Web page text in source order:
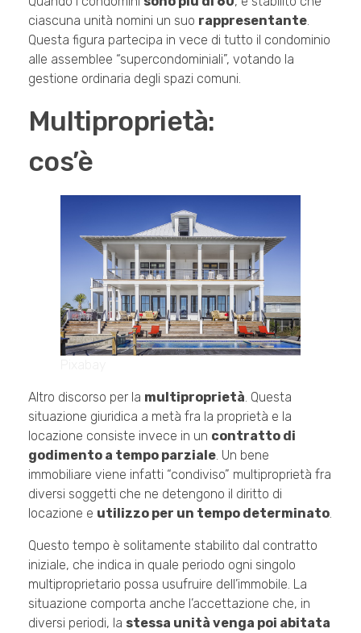
ciascuna unità nomini un suo rappresentante
Questa figura partecipa in vece di tutto il condominio
alle assemblee “supercondominiali”, votando la
gestione ordinaria degli spazi comuni.
Multiproprietà:
cos’è
Altro discorso per la multiproprietà. Questa
situazione giuridica a metà fra la proprietà e la
locazione consiste invece in un contratto di
godimento a tempo parziale. Un bene
immobiliare viene infatti “condiviso” multiproprietà fra
diversi soggetti che ne detengono il diritto di
locazione e utilizzo per un tempo determinato.
Questo tempo è solitamente stabilito dal contratto
iniziale, che indica in quale periodo ogni singolo
multiproprietario possa usufruire dell’immobile. La
situazione comporta anche l’accettazione che, in
diversi periodi, la stessa unità venga poi abitata